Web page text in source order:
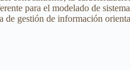
para el modelado de
gestión de información